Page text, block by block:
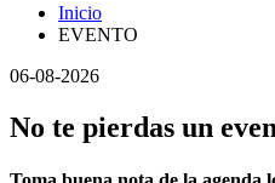
Inicio
EVENTO
06-08-2026
No te pierdas un